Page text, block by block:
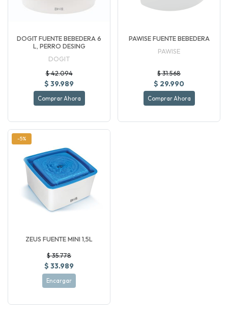
DOGIT FUENTE BEBEDERA 6
L, PERRO DESING
DOGIT
$ 42.094
$ 39.989
Comprar Ahora
PAWISE FUENTE BEBEDERA
PAWISE
$ 31.568
$ 29.990
Comprar Ahora
-5%
ZEUS FUENTE MINI 1,5L
$ 35.778
$ 33.989
Encargar